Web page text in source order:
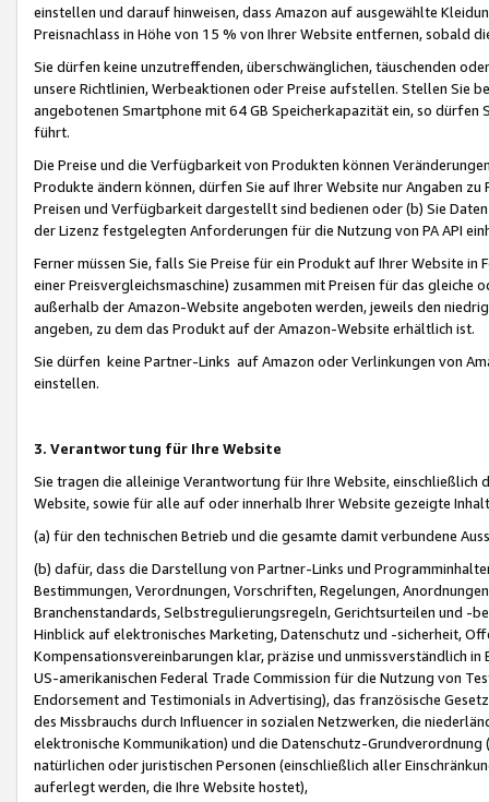
einstellen und darauf hinweisen, dass Amazon auf ausgewählte
Preisnachlass in Höhe von 15 % von Ihrer Website entfernen, sobald
Sie dürfen keine unzutreffenden, überschwänglichen, täuschenden
unsere Richtlinien, Werbeaktionen oder Preise aufstellen. Stellen Sie
angebotenen Smartphone mit 64 GB Speicherkapazität ein, so dürfen
führt.
Die Preise und die Verfügbarkeit von Produkten können
Produkte ändern können, dürfen Sie auf Ihrer Website nur Angaben
Preisen und Verfügbarkeit dargestellt sind bedienen oder (b) Sie
der Lizenz festgelegten Anforderungen für die Nutzung von PA API
Ferner müssen Sie, falls Sie Preise für ein Produkt auf Ihrer Website
einer Preisvergleichsmaschine) zusammen mit Preisen für das
außerhalb der Amazon-Website angeboten werden, jeweils den
angeben, zu dem das Produkt auf der Amazon-Website erhältlich ist.
Sie dürfen keine Partner-Links auf Amazon oder Verlinkungen von
einstellen.
3. Verantwortung für Ihre Website
Sie tragen die alleinige Verantwortung für Ihre Website,
Website, sowie für alle auf oder innerhalb Ihrer Website gezeigte
(a) für den technischen Betrieb und die gesamte damit verbundene
(b) dafür, dass die Darstellung von Partner-Links und
Bestimmungen, Verordnungen, Vorschriften, Regelungen,
Branchenstandards, Selbstregulierungsregeln, Gerichtsurteilen und -
Hinblick auf elektronisches Marketing, Datenschutz und -sicherheit,
Kompensationsvereinbarungen klar, präzise und unmissverständlich
US-amerikanischen Federal Trade Commission für die Nutzung von
Endorsement and Testimonials in Advertising), das französische
des Missbrauchs durch Influencer in sozialen Netzwerken, die
elektronische Kommunikation) und die Datenschutz-
natürlichen oder juristischen Personen (einschließlich aller
auferlegt werden, die Ihre Website hostet),